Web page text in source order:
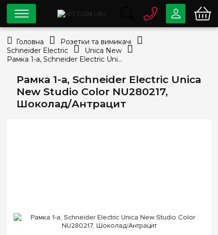
Рамка 1-а, Schneider Electric Unica
New Studio Color NU280217,
Шоколад/Антрацит
0 80033-63-07
info@e7.com.ua
044 334-79-78
Viber Telegram
Головна
Розетки та вимикачі
Schneider Electric
Unica New
Рамка 1-а, Schneider Electric Unica New Studio Color NU280217, Шоколад/Антрацит